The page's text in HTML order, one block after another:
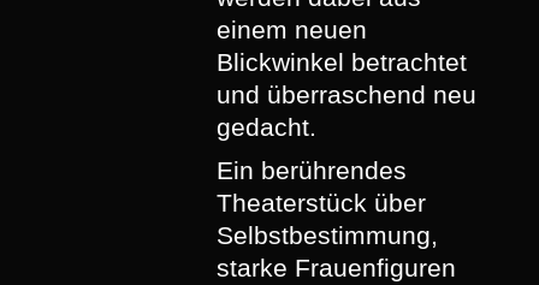
einem neuen
Blickwinkel betrachtet
und überraschend neu
gedacht.
Ein berührendes
Theaterstück über
Selbstbestimmung,
starke Frauenfiguren